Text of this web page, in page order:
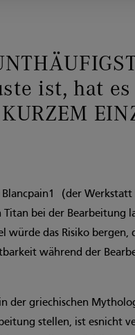
ist, hat
Blancpain1 (der
bei der Bearbeitung
würde das Risiko bergen,
während der
der griechischen
stellen, ist esnicht